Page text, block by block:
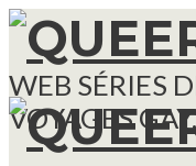
WEB SÉRIES
VOYAGES GAY.